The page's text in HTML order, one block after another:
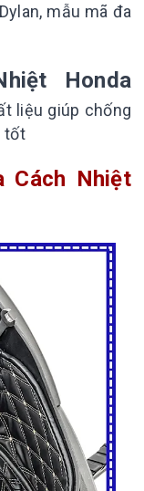
mẫu mã đa
Honda
liệu giúp chống
tốt
Cách Nhiệt